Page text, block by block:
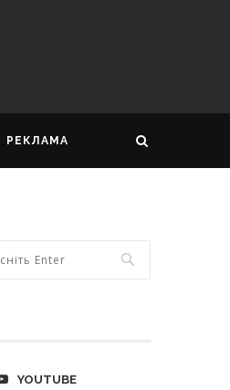
РЕКЛАМА
YOUTUBE